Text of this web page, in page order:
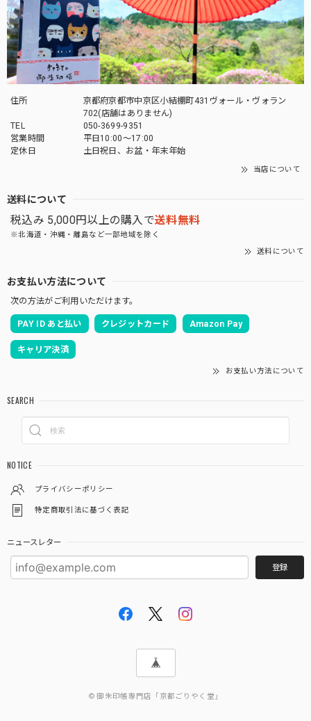
この度は当店をご利用いただきありがとうござ
います。 また機会がありましたらよろしくお願
いいたします。
「御朱印帳を華やかに彩る」御朱印帳 水引ゴムバンド
薄萌葱
2026/04/27
とても素敵な商品でした。 大切に使いたいと思います。 有
この度は当店をご利用いただきありがとうござ
います。 お気に入りいただけてよかったです。
また機会がありましたらよろしくお願いいたし
2026/03/19
注文から２日後にはもう手元に届きました❗ ものすごく速い
御朱印ポケット３枚入りが余分に入ってました これはお寺
参りするといろんな資料がもらえるので、そういうものを入
この度は当店をご利用いただきありがとうござ
います。 また機会がありましたらよろしくお願
いいたします。
住所
京都府京都市中京区小結棚町431ヴォール・ヴォラン
702(店舗はありません)
TEL
050-3699-9351
営業時間
平日10:00～17:00
定休日
土日祝日、お盆・年末年始
当店について
送料について
税込み 5,000円以上の購入で送料無料
※北海道・沖縄・離島など一部地域を除く
送料について
お支払い方法について
次の方法がご利用いただけます。
PAY ID あと払い クレジットカード Amazon Pay
キャリア決済
お支払い方法について
SEARCH
NOTICE
プライバシーポリシー
特定商取引法に基づく表記
ニュースレター
登録
© 御朱印帳専門店「京都ごりやく堂」